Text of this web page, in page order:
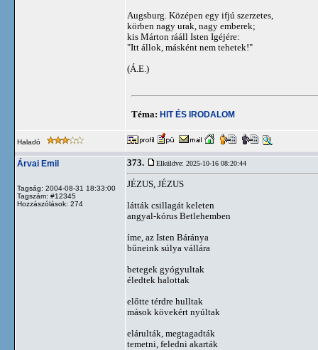
Augsburg. Középen egy ifjú szerzetes,
körben nagy urak, nagy emberek;
kis Márton rááll Isten Igéjére:
"Itt állok, másként nem tehetek!"
(Á.E.)
Téma: HIT ÉS IRODALOM
Haladó
Árvai Emil
Tagság: 2004-08-31 18:33:00
Tagszám: #12345
Hozzászólások: 274
373. Elküldve: 2025-10-16 08:20:44
JÉZUS, JÉZUS
látták csillagát keleten
angyal-kórus Betlehemben
íme, az Isten Báránya
bűneink súlya vállára
betegek gyógyultak
éledtek halottak
előtte térdre hulltak
mások kövekért nyúltak
elárulták, megtagadták
temetni, feledni akarták